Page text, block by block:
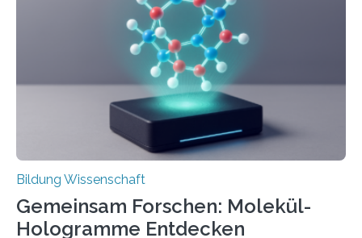
Forschung von Gianluca Carnabuci, Professor of
Organizational Behavior an der ESMT Berlin, und
Balázs Kovács, Professor an der Yale School of
Management. Die Forscher kommen zu dem Schluss,
dass Patente…
Bildung Wissenschaft
Gemeinsam Forschen: Molekül-
Hologramme Entdecken